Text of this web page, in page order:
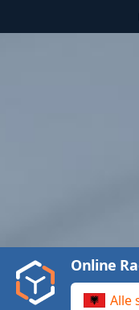
Video
Play
Backward
Alle
Online